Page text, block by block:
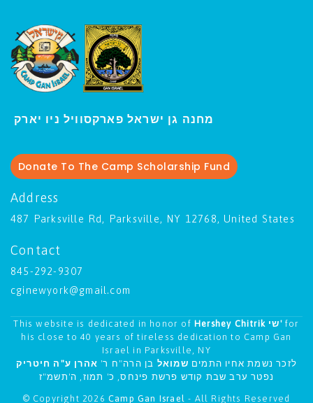
מחנה גן ישראל פארקסוויל ני
Donate To The Camp Scholarship Fund
Address
487 Parksville Rd, Parksville, NY 12768, United States
Contact
845-292-9307
cginewyork@gmail.com
This website is dedicated in honor of Hershey Chitrik שי' for
his close to 40 years of tireless dedication to Camp Gan
Israel in Parksville, NY
לזכר נשמת אחיו התמים שמואל בן הרה"ח ר' אהרן ע"ה חיטריק
נפטר ערב שבת קודש פרשת פינחס, כ' תמוז, ה'תשמ"ז
© Copyright 2026 Camp Gan Israel- All Rights Reserved